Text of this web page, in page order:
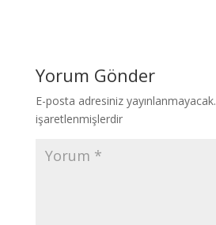
Yorum Gönder
E-posta adresiniz yayınlanmayacak.
işaretlenmişlerdir